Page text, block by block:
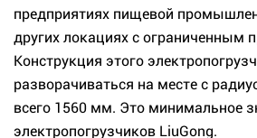
предприятиях пищевой
других локациях с ограниченным
Конструкция этого
разворачиваться на месте с
всего 1560 мм. Это минимальное
электропогрузчиков LiuGong.